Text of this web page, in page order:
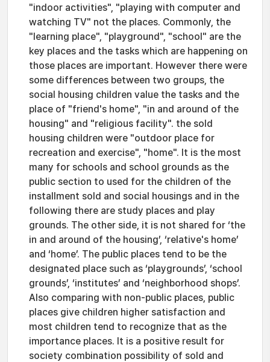
"indoor activities", "playing with computer and
watching TV" not the places. Commonly, the
"learning place", "playground", "school" are the
key places and the tasks which are happening on
those places are important. However there were
some differences between two groups, the
social housing children value the tasks and the
place of "friend's home", "in and around of the
housing" and "religious facility". the sold
housing children were "outdoor place for
recreation and exercise", "home". It is the most
many for schools and school grounds as the
public section to used for the children of the
installment sold and social housings and in the
following there are study places and play
grounds. The other side, it is not shared for ‘the
in and around of the housing’, ‘relative's home’
and ‘home’. The public places tend to be the
designated place such as ‘playgrounds’, ‘school
grounds’, ‘institutes’ and ‘neighborhood shops’.
Also comparing with non-public places, public
places give children higher satisfaction and
most children tend to recognize that as the
importance places. It is a positive result for
society combination possibility of sold and